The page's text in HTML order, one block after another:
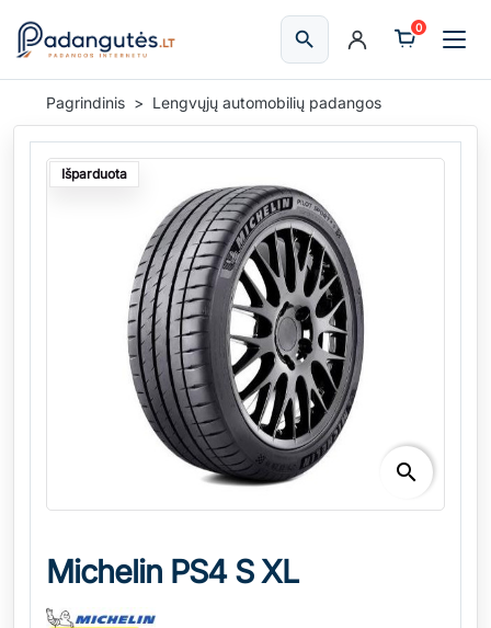
searchIeškoti
0
Pagrindinis Lengvųjų automobilių padangos
Išparduota
search
Michelin PS4 S XL